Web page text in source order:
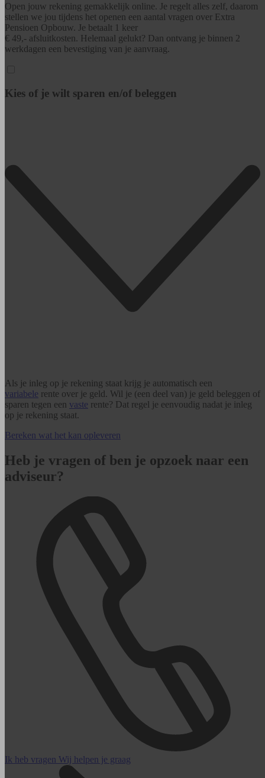
Open jouw rekening gemakkelijk online. Je regelt alles zelf, daarom
stellen we jou tijdens het openen een aantal vragen over Extra
Pensioen Opbouw. Je betaalt 1 keer
€ 49,- afsluitkosten. Helemaal gelukt? Dan ontvang je binnen 2
werkdagen een bevestiging van je aanvraag.
Kies of je wilt sparen en/of beleggen
Als je inleg op je rekening staat krijg je automatisch een
variabele rente over je geld. Wil je (een deel van) je geld beleggen of
sparen tegen een vaste rente? Dat regel je eenvoudig nadat je inleg
op je rekening staat.
Bereken wat het kan opleveren
Heb je vragen of ben je opzoek naar een
adviseur?
Ik heb vragen Wij helpen je graag